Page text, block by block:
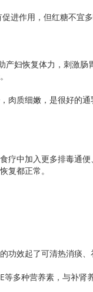
作用，但红糖不宜
妇恢复体力，刺激肠
质细嫩，是很好的通
中加入更多排毒通便
复都正常。
效起了可清热消痰、
多种营养素，与补肾